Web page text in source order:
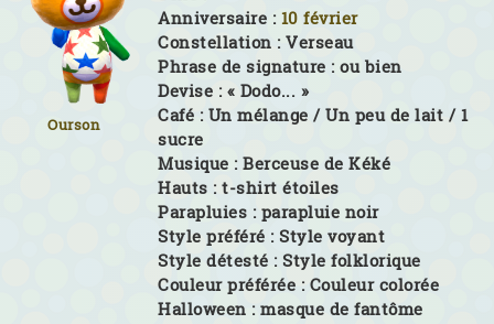
Ourson
Anniversaire : 10 février
Constellation : Verseau
Phrase de signature : ou bien
Devise : « Dodo... »
Café : Un mélange / Un peu de lait / 1
sucre
Musique : Berceuse de Kéké
Hauts : t-shirt étoiles
Parapluies : parapluie noir
Style préféré : Style voyant
Style détesté : Style folklorique
Couleur préférée : Couleur colorée
Halloween : masque de fantôme